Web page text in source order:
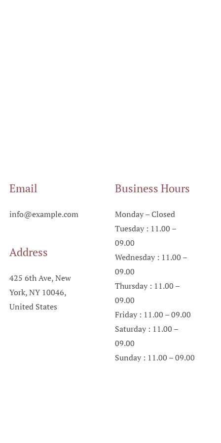
Email
info@example.com
Address
425 6th Ave, New
York, NY 10046,
United States
Business Hours
Monday – Closed
Tuesday : 11.00 –
09.00
Wednesday : 11.00 –
09.00
Thursday : 11.00 –
09.00
Friday : 11.00 – 09.00
Saturday : 11.00 –
09.00
Sunday : 11.00 – 09.00